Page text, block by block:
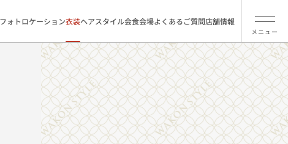
フォトロケーション衣装ヘアスタイル会食会場よくあるご質問店舗情報